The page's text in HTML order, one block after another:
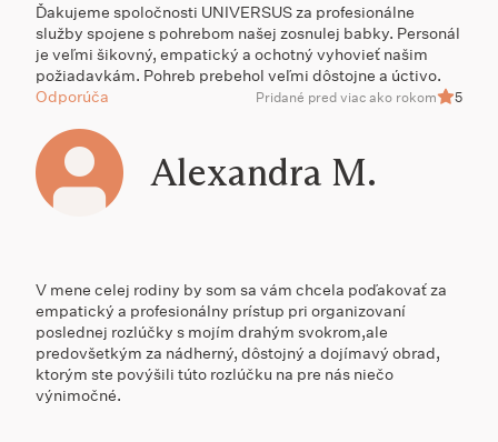
Ďakujeme spoločnosti UNIVERSUS za profesionálne
služby spojene s pohrebom našej zosnulej babky. Personál
je veľmi šikovný, empatický a ochotný vyhovieť našim
požiadavkám. Pohreb prebehol veľmi dôstojne a úctivo.
Odporúča
Pridané pred viac ako rokom 5
Alexandra M.
V mene celej rodiny by som sa vám chcela poďakovať za
empatický a profesionálny prístup pri organizovaní
poslednej rozlúčky s mojím drahým svokrom,ale
predovšetkým za nádherný, dôstojný a dojímavý obrad,
ktorým ste povýšili túto rozlúčku na pre nás niečo
výnimočné.